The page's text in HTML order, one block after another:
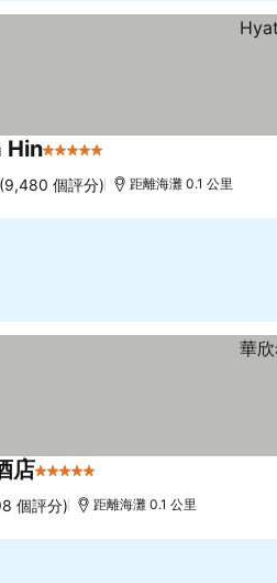
Hin5 星級
(9,480 個評分) 距離海灘 0.1 公里
店5 星級
個評分) 距離海灘 0.1 公里